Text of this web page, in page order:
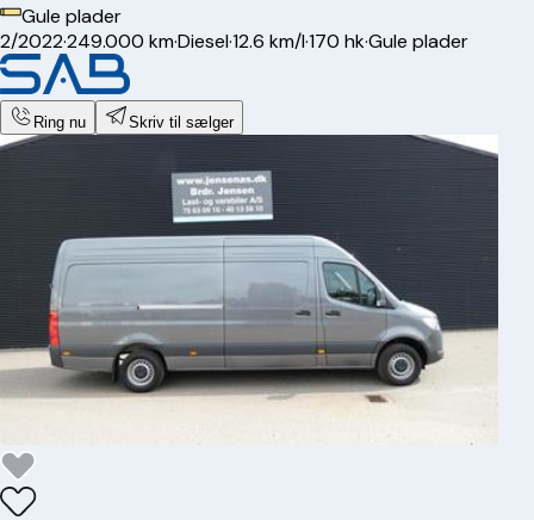
Gule plader
2/2022·249.000 km·Diesel·12.6 km/l·170 hk·Gule plader
Ring nu Skriv til sælger